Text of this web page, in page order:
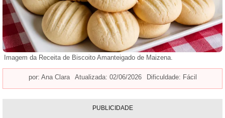
Imagem da Receita de Biscoito Amanteigado de Maizena.
por: Ana Clara Atualizada: 02/06/2026 Dificuldade: Fácil
PUBLICIDADE